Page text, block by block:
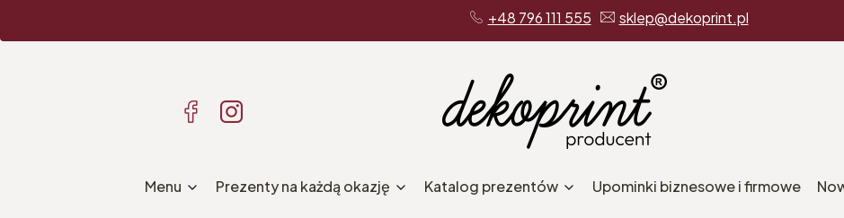
+48 796 111 555 sklep@dekoprint.pl
Menu Prezenty na każdą okazję Katalog prezentów Upominki biznesowe i firmowe